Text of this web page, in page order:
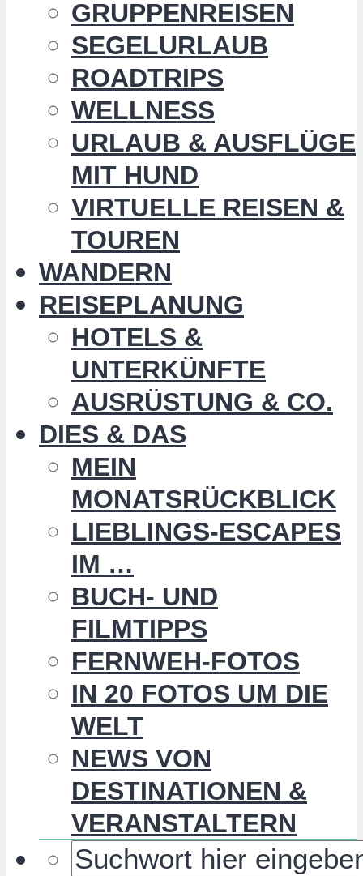
GRUPPENREISEN
SEGELURLAUB
ROADTRIPS
WELLNESS
URLAUB & AUSFLÜGE
MIT HUND
VIRTUELLE REISEN &
TOUREN
WANDERN
REISEPLANUNG
HOTELS &
UNTERKÜNFTE
AUSRÜSTUNG & CO.
DIES & DAS
MEIN
MONATSRÜCKBLICK
LIEBLINGS-ESCAPES
IM …
BUCH- UND
FILMTIPPS
FERNWEH-FOTOS
IN 20 FOTOS UM DIE
WELT
NEWS VON
DESTINATIONEN &
VERANSTALTERN